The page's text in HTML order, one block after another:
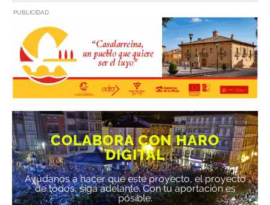
PUBLICIDAD
COLABORA CON HARO
DIGITAL
Ayúdanos a hacer que este proyecto, el proyecto
de todos, siga adelante. Con tu aportación es
posible.